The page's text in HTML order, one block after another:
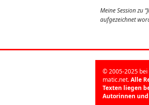
Meine Session zu
aufgezeichnet
© 2005-2025 bei
matic.net.Alle
Texten liegen
Autorinnen